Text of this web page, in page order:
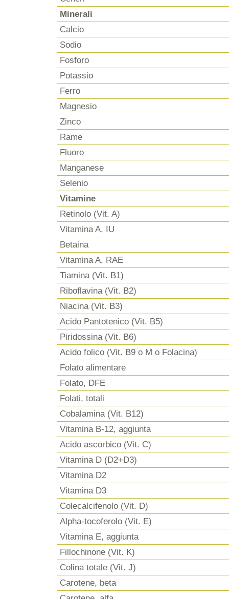
Minerali
Calcio
Sodio
Fosforo
Potassio
Ferro
Magnesio
Zinco
Rame
Fluoro
Manganese
Selenio
Vitamine
Retinolo (Vit. A)
Vitamina A, IU
Betaina
Vitamina A, RAE
Tiamina (Vit. B1)
Riboflavina (Vit. B2)
Niacina (Vit. B3)
Acido Pantotenico (Vit. B5)
Piridossina (Vit. B6)
Acido folico (Vit. B9 o M o Folacina)
Folato alimentare
Folato, DFE
Folati, totali
Cobalamina (Vit. B12)
Vitamina B-12, aggiunta
Acido ascorbico (Vit. C)
Vitamina D (D2+D3)
Vitamina D2
Vitamina D3
Colecalcifenolo (Vit. D)
Alpha-tocoferolo (Vit. E)
Vitamina E, aggiunta
Fillochinone (Vit. K)
Colina totale (Vit. J)
Carotene, beta